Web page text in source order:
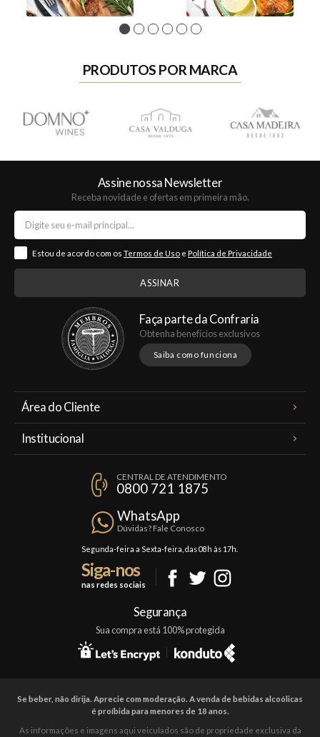
1 2 3 4 5 6
PRODUTOS POR MARCA
Assine nossa Newsletter
Receba novidade e ofertas em primeira mão.
Estou de acordo com os Termos de Uso e Política de Privacidade
Faça parte da Confraria
Obtenha benefícios exclusivos
Saiba como funciona
Área do Cliente
Institucional
Política de Privacidade
Trocas e Devoluções
Formas de Pagamento
CENTRAL DE ATENDIMENTO
0800 721 1875
WhatsApp
Dúvidas? Fale Conosco
Segunda-feira a Sexta-feira, das 08h às 17h.
Siga-nos
nas redes sociais
Segurança
Sua compra está 100% protegida
Se beber, não dirija. Aprecie com moderação. A venda de bebidas alcoólicas
é proíbida para menores de 18 anos.
As informações e imagens aqui veiculados são de propriedade exclusiva da